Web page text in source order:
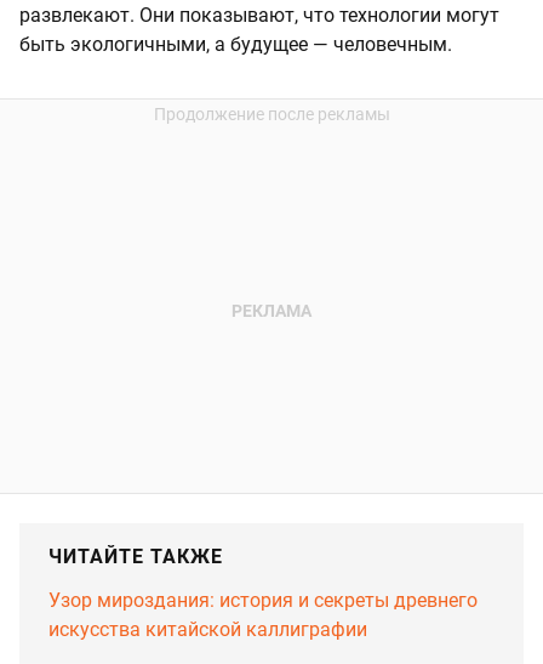
развлекают. Они показывают, что технологии могут
быть экологичными, а будущее — человечным.
ЧИТАЙТЕ ТАКЖЕ
Узор мироздания: история и секреты древнего
искусства китайской каллиграфии